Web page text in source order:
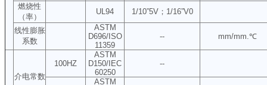
燃烧性
（率）
UL94 1/10”5V；1/16”V0
线性膨胀
系数
ASTM
D696/ISO
11359
-- mm/mm.℃
介电常数
100HZ
ASTM
D150/IEC
60250
--
ASTM